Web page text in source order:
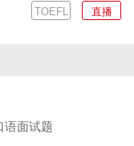
TOEFL 直播
语⾯试题